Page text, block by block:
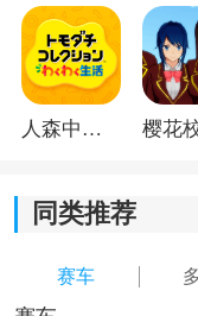
2.单人模式也可用；
3.新的内容即将到来!
玩法介绍：
种道具，提升最终
人森中文版
同类推荐
赛车